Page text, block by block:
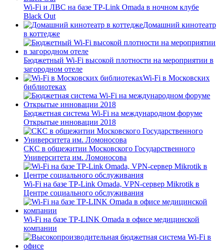
Wi-Fi и ЛВС на базе TP-Link Omada в ночном клубе
Black Out
Домашний кинотеатр
в коттедже
Бюджетный Wi-Fi высокой плотности на мероприятии в
загородном отеле
Wi-Fi в Московских
библиотеках
Бюджетная система Wi-Fi на международном форуме
Открытые инновации 2018
СКС в общежитии Московского Государственного
Университета им. Ломоносова
Wi-Fi на базе TP-Link Omada, VPN-сервер Mikrotik в
Центре социального обслуживания
Wi-Fi на базе TP-LINK Omada в офисе медицинской
компании